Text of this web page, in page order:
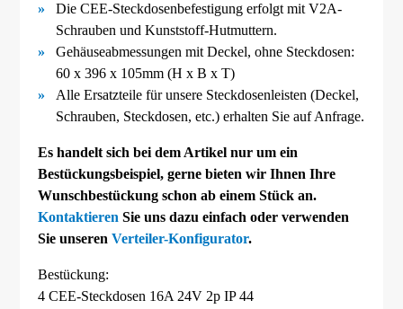
Die CEE-Steckdosenbefestigung erfolgt mit V2A-
Schrauben und Kunststoff-Hutmuttern.
Gehäuseabmessungen mit Deckel, ohne Steckdosen:
60 x 396 x 105mm (H x B x T)
Alle Ersatzteile für unsere Steckdosenleisten (Deckel,
Schrauben, Steckdosen, etc.) erhalten Sie auf Anfrage.
Es handelt sich bei dem Artikel nur um ein
Bestückungsbeispiel, gerne bieten wir Ihnen Ihre
Wunschbestückung schon ab einem Stück an.
Kontaktieren Sie uns dazu einfach oder verwenden
Sie unserenVerteiler-Konfigurator.
Bestückung:
4 CEE-Steckdosen 16A 24V 2p IP 44